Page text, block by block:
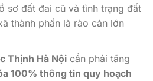
sơ đất đai cũ và tình trạng đất
thành phần là rào cản lớn
Thịnh Hà Nộicần phải tăng
100% thông tin quy hoạch